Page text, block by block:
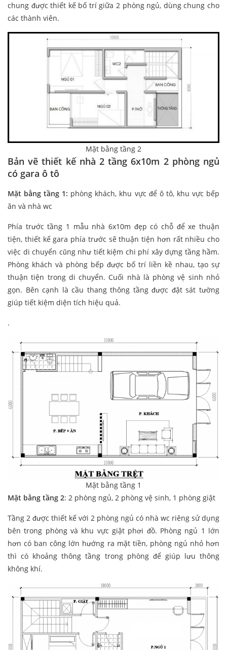
chung được thiết kế bố trí giữa 2 phòng ngủ, dùng chung cho
các thành viên.
Mặt bằng tầng 2
Bản vẽ thiết kế nhà 2 tầng 6x10m 2 phòng ngủ
có gara ô tô
Mặt bằng tầng 1: phòng khách, khu vực để ô tô, khu vực bếp
ăn và nhà wc
Phía trước tầng 1 mẫu nhà 6x10m đẹp có chỗ để xe thuận
tiện, thiết kế gara phía trước sẽ thuận tiện hơn rất nhiều cho
việc di chuyển cũng như tiết kiệm chi phí xây dựng tầng hầm.
Phòng khách và phòng bếp được bố trí liền kề nhau, tạo sự
thuận tiện trong di chuyển. Cuối nhà là phòng vệ sinh nhỏ
gọn. Bên cạnh là cầu thang thông tầng được đặt sát tường
giúp tiết kiệm diện tích hiệu quả.
.
Mặt bằng tầng 1
Mặt bằng tầng 2: 2 phòng ngủ, 2 phòng vệ sinh, 1 phòng giặt
Tầng 2 được thiết kế với 2 phòng ngủ có nhà wc riêng sử dụng
bên trong phòng và khu vực giặt phơi đồ. Phòng ngủ 1 lớn
hơn có ban công lớn hướng ra mặt tiền, phòng ngủ nhỏ hơn
thì có khoảng thông tầng trong phòng để giúp lưu thông
không khí.